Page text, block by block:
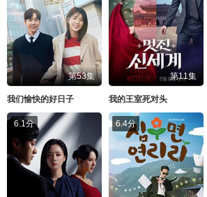
第53集
我们愉快的好日子
第11集
我的王室死对头
6.1分 6.4分